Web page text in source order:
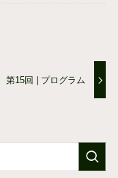
第15回 | プログラム